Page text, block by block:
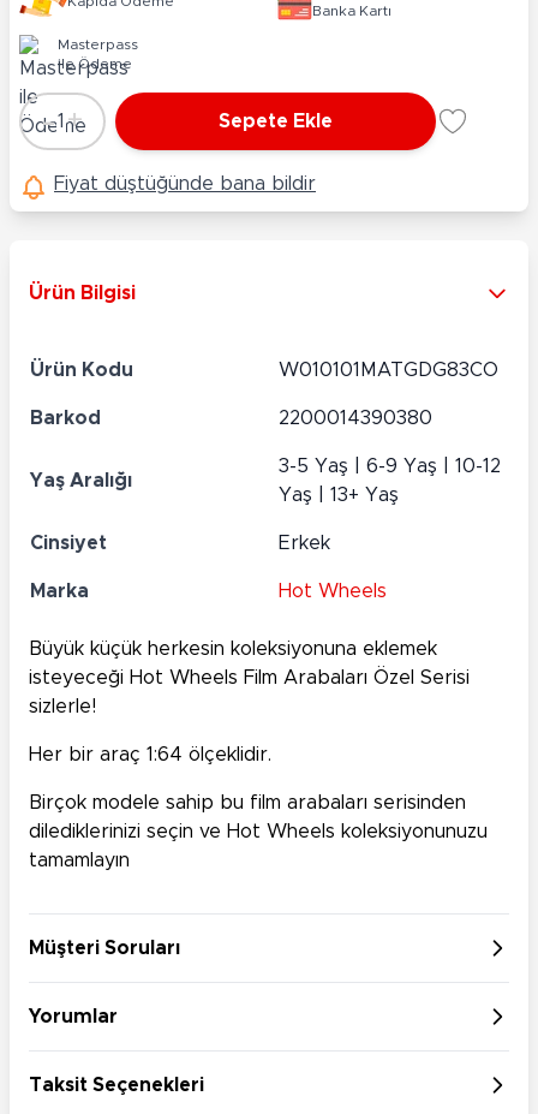
Banka Kartı
Masterpass
ile Ödeme
Adet
-1 + Sepete Ekle
Fiyat düştüğünde bana bildir
Ürün Bilgisi
Ürün Kodu W010101MATGDG83CO
Barkod 2200014390380
Yaş Aralığı
3-5 Yaş | 6-9 Yaş | 10-12
Yaş | 13+ Yaş
Cinsiyet Erkek
Marka Hot Wheels
Büyük küçük herkesin koleksiyonuna eklemek
isteyeceği Hot Wheels Film Arabaları Özel Serisi
sizlerle!
Her bir araç 1:64 ölçeklidir.
Birçok modele sahip bu film arabaları serisinden
dilediklerinizi seçin ve Hot Wheels koleksiyonunuzu
tamamlayın
Müşteri Soruları
Yorumlar
Taksit Seçenekleri